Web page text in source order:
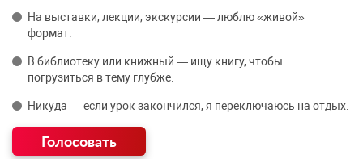
На выставки, лекции, экскурсии — люблю «живой»
формат.
В библиотеку или книжный — ищу книгу, чтобы
погрузиться в тему глубже.
Никуда — если урок закончился, я переключаюсь на отдых.